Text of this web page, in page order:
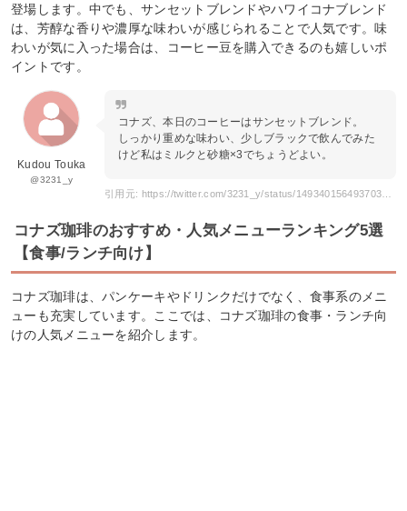
登場します。中でも、サンセットブレンドやハワイコナブレンド
は、芳醇な香りや濃厚な味わいが感じられることで人気です。味
わいが気に入った場合は、コーヒー豆を購入できるのも嬉しいポ
イントです。
Kudou Touka
@3231_y
コナズ、本日のコーヒーはサンセットブレンド。
しっかり重めな味わい、少しブラックで飲んでみた
けど私はミルクと砂糖×3でちょうどよい。
コナズ珈琲のおすすめ・人気メニューランキング5選
【食事/ランチ向け】
コナズ珈琲は、パンケーキやドリンクだけでなく、食事系のメニ
ューも充実しています。ここでは、コナズ珈琲の食事・ランチ向
けの人気メニューを紹介します。